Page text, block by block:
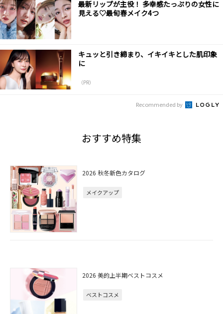
最新リップが主役！ 多幸感たっぷりの女性に
見える♡最旬春メイク4つ
キュッと引き締まり、イキイキとした肌印象
に
（PR）
Recommended by
おすすめ特集
2026 秋冬新色カタログ
メイクアップ
2026 美的上半期ベストコスメ
ベストコスメ